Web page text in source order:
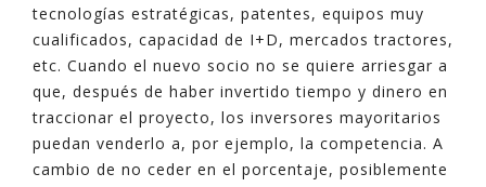
tecnologías estratégicas, patentes, equipos muy
cualificados, capacidad de I+D, mercados tractores,
etc. Cuando el nuevo socio no se quiere arriesgar a
que, después de haber invertido tiempo y dinero en
traccionar el proyecto, los inversores mayoritarios
puedan venderlo a, por ejemplo, la competencia. A
cambio de no ceder en el porcentaje, posiblemente